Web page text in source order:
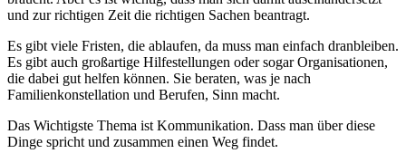
und zur richtigen Zeit die richtigen Sachen beantragt.
Es gibt viele Fristen, die ablaufen, da muss man einfach dranbleiben.
Es gibt auch großartige Hilfestellungen oder sogar Organisationen,
die dabei gut helfen können. Sie beraten, was je nach
Familienkonstellation und Berufen, Sinn macht.
Das Wichtigste Thema ist Kommunikation. Dass man über diese
Dinge spricht und zusammen einen Weg findet.